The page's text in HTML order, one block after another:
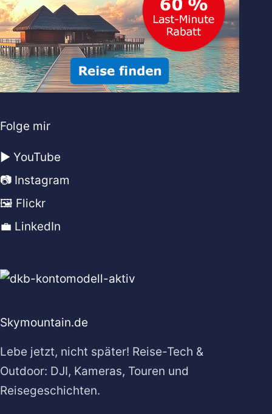
Folge mir
▶️ YouTube
📷 Instagram
🖼️ Flickr
💼 LinkedIn
Skymountain.de
Lebe jetzt, nicht später! Reise-Tech &
Outdoor: DJI, Kameras, Touren und
Reisegeschichten.